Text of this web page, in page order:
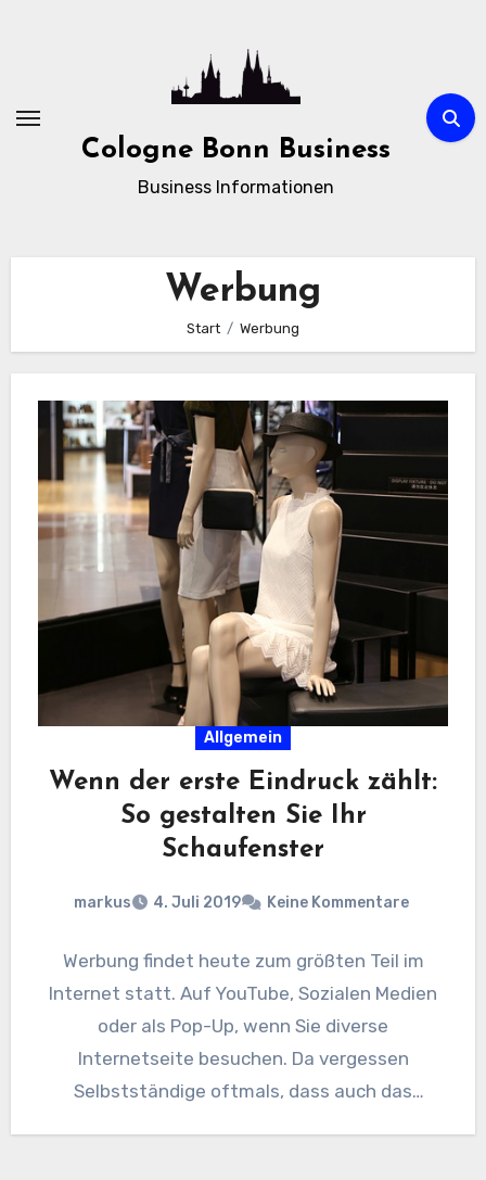
Cologne Bonn Business
Business Informationen
Werbung
Start Werbung
Allgemein
Wenn der erste Eindruck zählt:
So gestalten Sie Ihr
Schaufenster
markus 4. Juli 2019 Keine Kommentare
Werbung findet heute zum größten Teil im
Internet statt. Auf YouTube, Sozialen Medien
oder als Pop-Up, wenn Sie diverse
Internetseite besuchen. Da vergessen
Selbstständige oftmals, dass auch das